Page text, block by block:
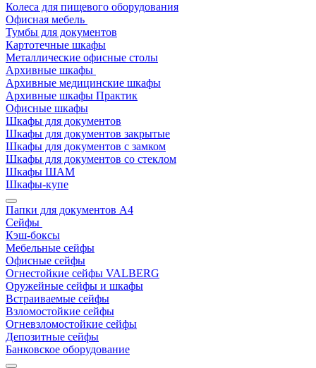
Колеса для пищевого оборудования
Офисная мебель
Тумбы для документов
Картотечные шкафы
Металлические офисные столы
Архивные шкафы
Архивные медицинские шкафы
Архивные шкафы Практик
Офисные шкафы
Шкафы для документов
Шкафы для документов закрытые
Шкафы для документов с замком
Шкафы для документов со стеклом
Шкафы ШАМ
Шкафы-купе
Папки для документов A4
Сейфы
Кэш-боксы
Мебельные сейфы
Офисные сейфы
Огнестойкие сейфы VALBERG
Оружейные сейфы и шкафы
Встраиваемые сейфы
Взломостойкие сейфы
Огневзломостойкие сейфы
Депозитные сейфы
Банковское оборудование